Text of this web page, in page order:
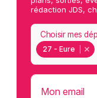
rédaction JDS,
27 - Eure
Choisir mes
Mon email